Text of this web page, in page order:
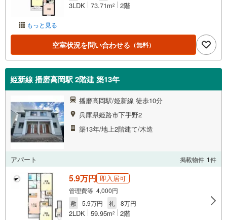
もっと見る
3LDK 73.71m2 2階
空室状況を問い合わせる （無料）
姫新線 播磨高岡駅 2階建 築13年
播磨高岡駅/姫新線 徒歩10分
兵庫県姫路市下手野2
築13年/地上2階建て/木造
アパート 掲載物件 1件
5.9万円 即入居可
管理費等 4,000円
敷
5.9万円 礼 8万円
2LDK 59.95m2 2階